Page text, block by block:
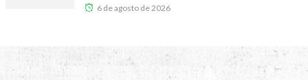
6 de agosto de 2026